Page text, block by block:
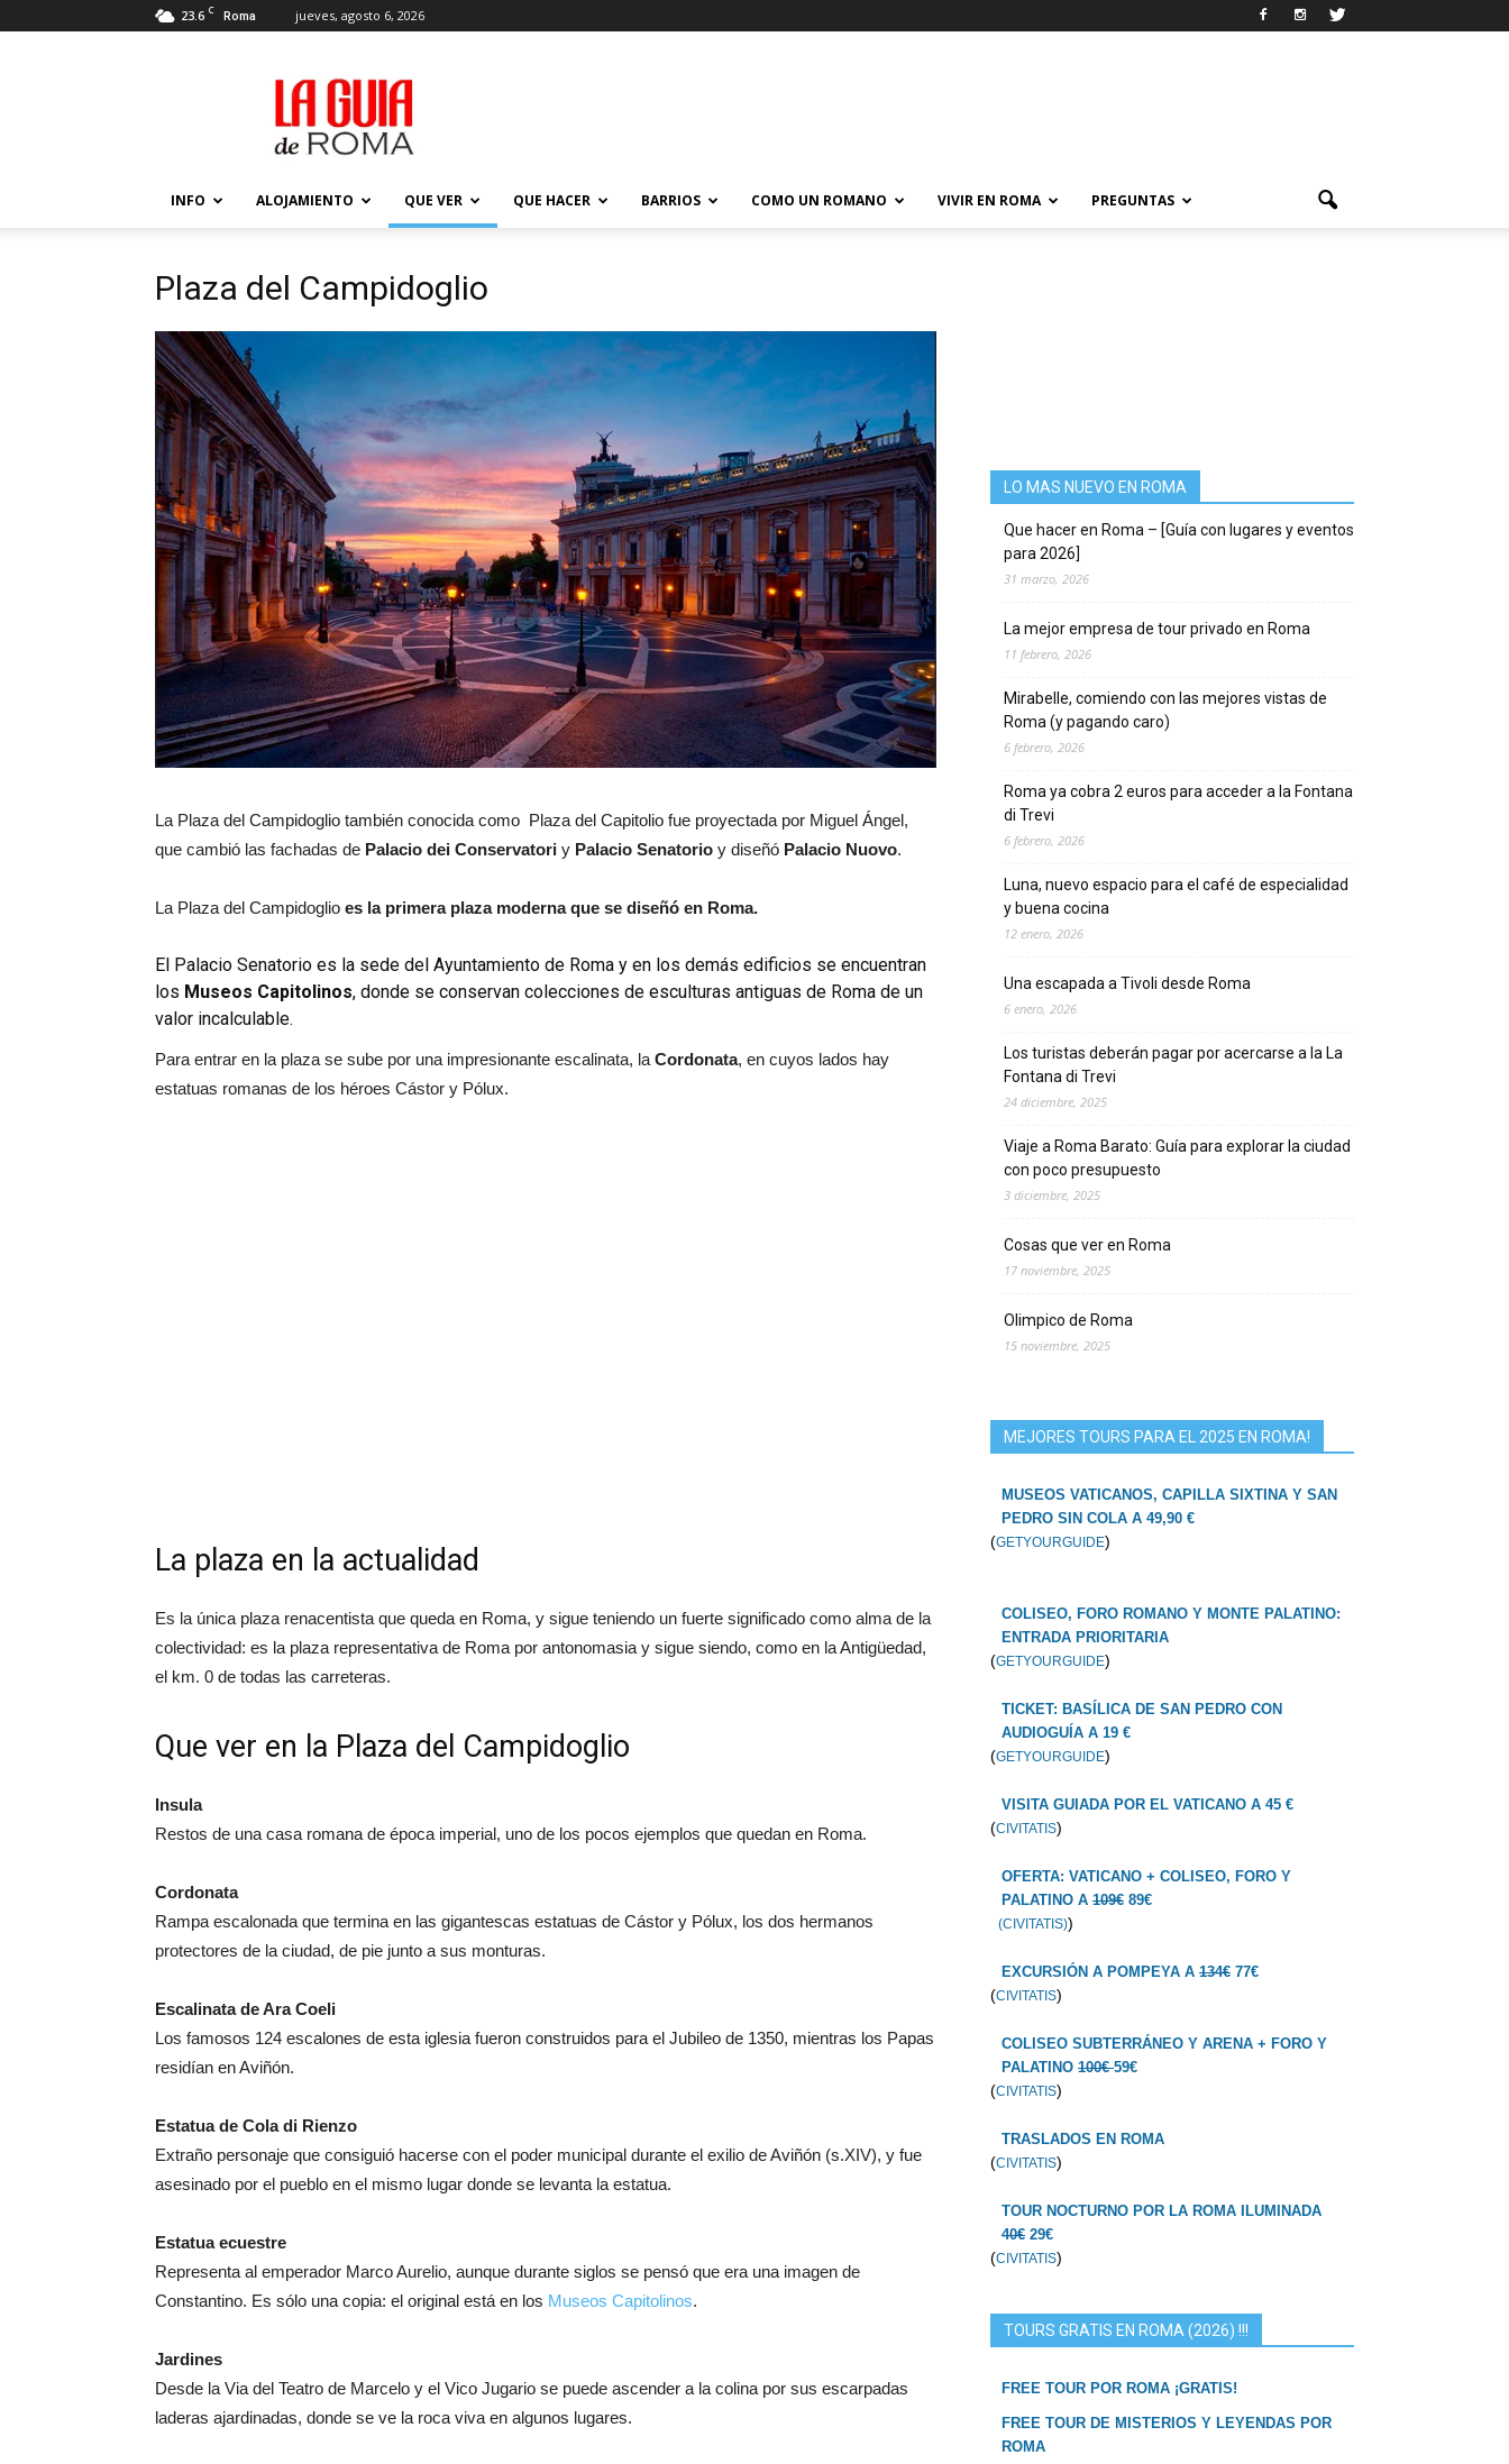
23.6 C Roma jueves, agosto 6, 2026
Actualizada
INFO ALOJAMIENTO QUE VER QUE HACER BARRIOS COMO UN ROMANO VIVIR EN ROMA PREGUNTAS
Plaza del Campidoglio
La Plaza del Campidoglio también conocida como Plaza del Capitolio fue proyectada por Miguel Ángel,
que cambió las fachadas de Palacio dei Conservatori y Palacio Senatorio y diseñó Palacio Nuovo.
La Plaza del Campidoglio es la primera plaza moderna que se diseñó en Roma.
El Palacio Senatorio es la sede del Ayuntamiento de Roma y en los demás edificios se encuentran
los Museos Capitolinos, donde se conservan colecciones de esculturas antiguas de Roma de un
valor incalculable.
Para entrar en la plaza se sube por una impresionante escalinata, la Cordonata, en cuyos lados hay
estatuas romanas de los héroes Cástor y Pólux.
La plaza en la actualidad
Es la única plaza renacentista que queda en Roma, y sigue teniendo un fuerte significado como alma de la
colectividad: es la plaza representativa de Roma por antonomasia y sigue siendo, como en la Antigüedad,
el km. 0 de todas las carreteras.
Que ver en la Plaza del Campidoglio
Insula
Restos de una casa romana de época imperial, uno de los pocos ejemplos que quedan en Roma.
Cordonata
Rampa escalonada que termina en las gigantescas estatuas de Cástor y Pólux, los dos hermanos
protectores de la ciudad, de pie junto a sus monturas.
Escalinata de Ara Coeli
Los famosos 124 escalones de esta iglesia fueron construidos para el Jubileo de 1350, mientras los Papas
residían en Aviñón.
Estatua de Cola di Rienzo
Extraño personaje que consiguió hacerse con el poder municipal durante el exilio de Aviñón (s.XIV), y fue
asesinado por el pueblo en el mismo lugar donde se levanta la estatua.
Estatua ecuestre
Representa al emperador Marco Aurelio, aunque durante siglos se pensó que era una imagen de
Constantino. Es sólo una copia: el original está en los Museos Capitolinos.
Jardines
Desde la Via del Teatro de Marcelo y el Vico Jugario se puede ascender a la colina por sus escarpadas
laderas ajardinadas, donde se ve la roca viva en algunos lugares.
LO MAS NUEVO EN ROMA
Que hacer en Roma – [Guía con lugares y eventos
para 2026]
31 marzo, 2026
La mejor empresa de tour privado en Roma
11 febrero, 2026
Mirabelle, comiendo con las mejores vistas de
Roma (y pagando caro)
6 febrero, 2026
Roma ya cobra 2 euros para acceder a la Fontana
di Trevi
6 febrero, 2026
Luna, nuevo espacio para el café de especialidad
y buena cocina
12 enero, 2026
Una escapada a Tivoli desde Roma
6 enero, 2026
Los turistas deberán pagar por acercarse a la La
Fontana di Trevi
24 diciembre, 2025
Viaje a Roma Barato: Guía para explorar la ciudad
con poco presupuesto
3 diciembre, 2025
Cosas que ver en Roma
17 noviembre, 2025
Olimpico de Roma
15 noviembre, 2025
MEJORES TOURS PARA EL 2025 EN ROMA!
MUSEOS VATICANOS, CAPILLA SIXTINA Y SAN
PEDRO SIN COLA A 49,90 €
(GETYOURGUIDE)
COLISEO, FORO ROMANO Y MONTE PALATINO:
ENTRADA PRIORITARIA
(GETYOURGUIDE)
TICKET: BASÍLICA DE SAN PEDRO CON
AUDIOGUÍA A 19 €
(GETYOURGUIDE)
VISITA GUIADA POR EL VATICANO A 45 €
(CIVITATIS)
OFERTA: VATICANO + COLISEO, FORO Y
PALATINO A 109€ 89€
(CIVITATIS))
EXCURSIÓN A POMPEYA A 134€ 77€
(CIVITATIS)
COLISEO SUBTERRÁNEO Y ARENA + FORO Y
PALATINO 100€59€
(CIVITATIS)
TRASLADOS EN ROMA
(CIVITATIS)
TOUR NOCTURNO POR LA ROMA ILUMINADA
40€ 29€
(CIVITATIS)
TOURS GRATIS EN ROMA (2026) !!!
FREE TOUR POR ROMA ¡GRATIS!
FREE TOUR DE MISTERIOS Y LEYENDAS POR
ROMA